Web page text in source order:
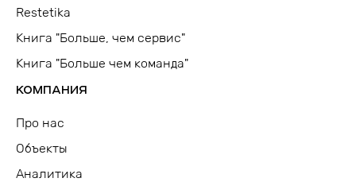
Restetika
Книга "Больше, чем сервис"
Книга "Больше чем команда"
КОМПАНИЯ
Про нас
Объекты
Аналитика